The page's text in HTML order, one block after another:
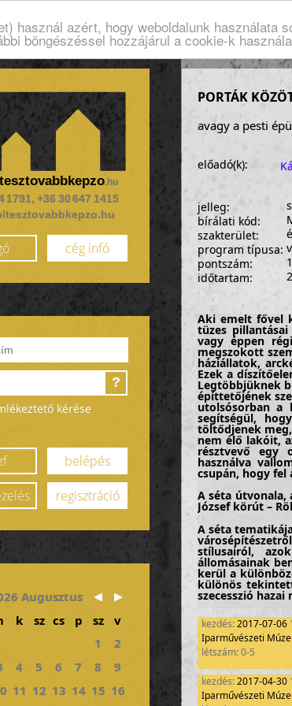
használ azért, hogy weboldalunk használata
böngészéssel hozzájárul a cookie-k
.hu
1791, +36 30 647 1415
cég infó
?
kérése
belépés
regisztráció
Augusztus
k sz cs p sz
v
1
2
4 5 6 7 8
9
11 12 13 14 15 16
PORTÁK
avagy a pesti
előadó(k):
jelleg:
bírálati kód:
szakterület:
program típusa:
pontszám:
időtartam:
Aki emelt fővel
tüzes
vagy éppen
megszokott
háziállatok,
Ezek a
Legtöbbjüknek
építtetőjének
utolsósorban a
segítségül,
töltődjenek
nem élő lakóit,
résztvevő egy
használva
csupán, hogy fel
A séta útvonala,
József körút –
A séta
stílusairól,
állomásainak
kerül a
különös
szecesszió
A séta
távcsöveken
szemügyre
építész, építtető
A mai pesti
nagykörút és
kikerülhetetlen
kezdés:2017-07-06
Iparművészeti
létszám: 0-5
kezdés:2017-04-30
Iparművészeti